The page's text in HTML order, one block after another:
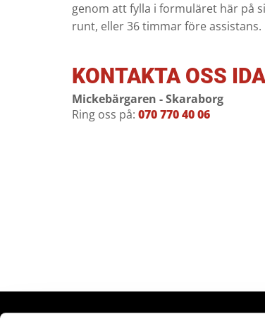
genom att fylla i formuläret här på
runt, eller 36 timmar före assistans.
KONTAKTA OSS
Mickebärgaren - Skaraborg
Ring oss på: 070 770 40 06